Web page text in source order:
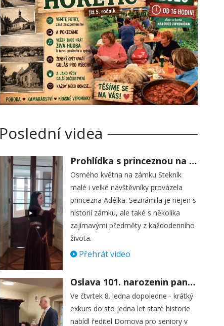
Poslední videa
Prohlídka s princeznou na zámku Stekník
Osmého května na zámku Stekník
malé i velké návštěvníky provázela
princezna Adélka. Seznámila je nejen s
historií zámku, ale také s několika
zajímavými předměty z každodenního
života.
Přehrát video
Oslava 101. narozenin paní Věry Skořepové
Ve čtvrtek 8. ledna dopoledne - krátký
exkurs do sto jedna let staré historie
nabídl ředitel Domova pro seniory v